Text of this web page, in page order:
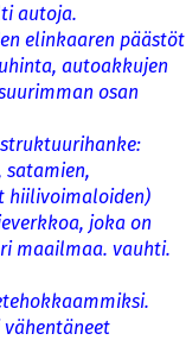
autoja.
elinkaaren päästöt
autoakkujen
osan
satamien,
hiilivoimaloiden)
joka on
maailmaa. vauhti.